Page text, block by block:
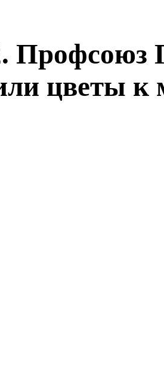
Профсоюз
цветы к